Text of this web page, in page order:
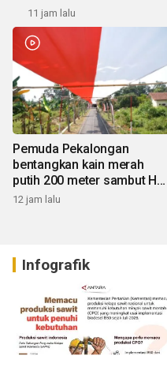
11 jam lalu
Pemuda Pekalongan
bentangkan kain merah
putih 200 meter sambut HUT
RI
12 jam lalu
Infografik